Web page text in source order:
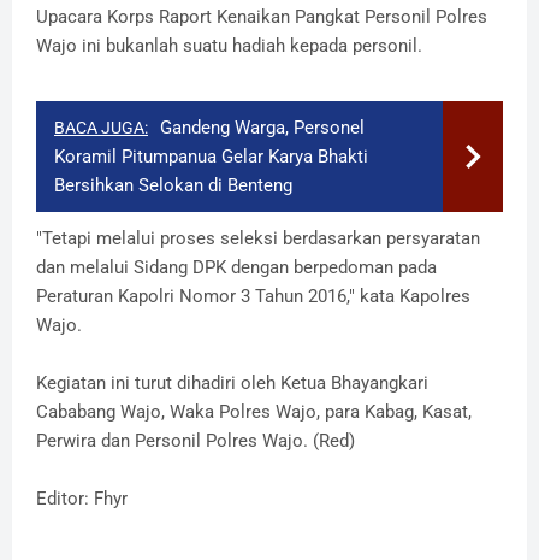
Upacara Korps Raport Kenaikan Pangkat Personil Polres
Wajo ini bukanlah suatu hadiah kepada personil.
BACA JUGA:
Gandeng Warga, Personel
Koramil Pitumpanua Gelar Karya Bhakti
Bersihkan Selokan di Benteng
"Tetapi melalui proses seleksi berdasarkan persyaratan
dan melalui Sidang DPK dengan berpedoman pada
Peraturan Kapolri Nomor 3 Tahun 2016," kata Kapolres
Wajo.
Kegiatan ini turut dihadiri oleh Ketua Bhayangkari
Cababang Wajo, Waka Polres Wajo, para Kabag, Kasat,
Perwira dan Personil Polres Wajo. (Red)
Editor: Fhyr